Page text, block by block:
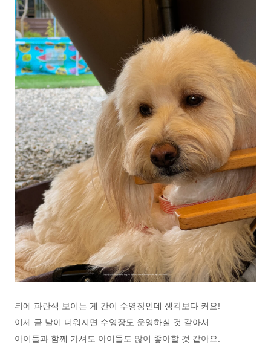
뒤에 파란색 보이는 게 간이 수영장인데 생각보다 커요!
이제 곧 날이 더워지면 수영장도 운영하실 것 같아서
아이들과 함께 가셔도 아이들도 많이 좋아할 것 같아요.